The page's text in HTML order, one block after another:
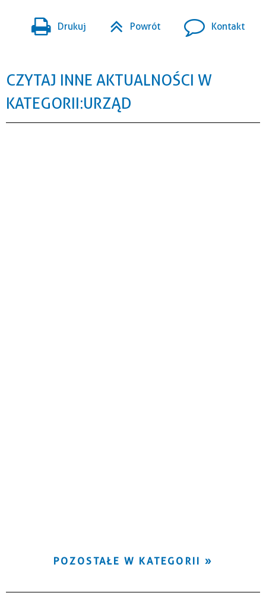
Drukuj Powrót Kontakt
CZYTAJ INNE AKTUALNOŚCI W
KATEGORII: URZĄD
POZOSTAŁE W KATEGORII